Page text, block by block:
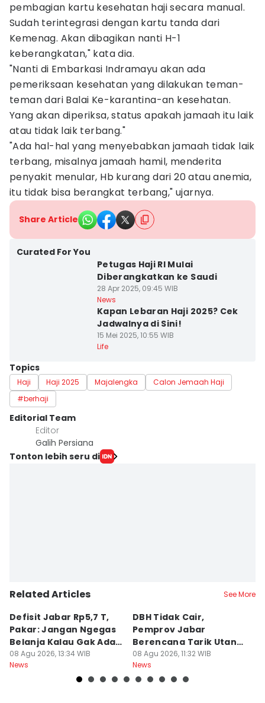
pembagian kartu kesehatan haji secara manual.
Sudah terintegrasi dengan kartu tanda dari
Kemenag. Akan dibagikan nanti H-1
keberangkatan," kata dia.
"Nanti di Embarkasi Indramayu akan ada
pemeriksaan kesehatan yang dilakukan teman-
teman dari Balai Ke-karantina-an kesehatan.
Yang akan diperiksa, status apakah jamaah itu laik
atau tidak laik terbang."
"Ada hal-hal yang menyebabkan jamaah tidak laik
terbang, misalnya jamaah hamil, menderita
penyakit menular, Hb kurang dari 20 atau anemia,
itu tidak bisa berangkat terbang," ujarnya.
Share Article
Curated For You
Petugas Haji RI Mulai
Diberangkatkan ke Saudi
28 Apr 2025, 09:45 WIB
News
Kapan Lebaran Haji 2025? Cek
Jadwalnya di Sini!
15 Mei 2025, 10:55 WIB
Life
Topics
Haji Haji 2025 Majalengka
Calon Jemaah Haji
#berhaji
Editorial Team
Editor
Galih Persiana
Tonton lebih seru di
Related Articles See More
Defisit Jabar Rp5,7 T,
Pakar: Jangan Ngegas
Belanja Kalau Gak Ada
Duit
08 Agu 2026, 13:34 WIB
News
DBH Tidak Cair,
Pemprov Jabar
Berencana Tarik Utang
Rp3,4 Triliun
08 Agu 2026, 11:32 WIB
News